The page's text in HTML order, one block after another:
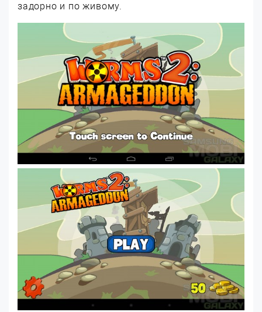
задорно и по живому.